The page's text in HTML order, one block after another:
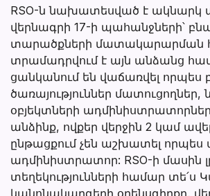
RSO-ն նախատեսված է ակնարկ
վերնագրի 17-ի պահանջների՝
տարածքների մատակարարման
տրամադրվում է այն անձանց
ցանկանում են վաճառվել որպես
ծառայություններ մատուցողներ,
օբյեկտների
անձինք, ովքեր վերջին 2 կամ
ընթացքում չեն աշխատել որպես
ադմինիստրատոր: RSO-ի մասին
տեղեկությունների համար տե՛ս
կանոնակարգերի օրենսգիրքը,